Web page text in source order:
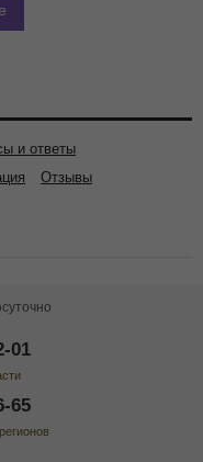
и ответы
Отзывы
01
65